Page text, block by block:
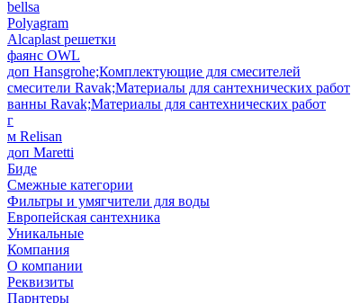
bellsa
Polyagram
Alcaplast решетки
фаянс OWL
доп Hansgrohe;Комплектующие для смесителей
смесители Ravak;Материалы для сантехнических работ
ванны Ravak;Материалы для сантехнических работ
г
м Relisan
доп Maretti
Биде
Смежные категории
Фильтры и умягчители для воды
Европейская сантехника
Уникальные
Компания
О компании
Реквизиты
Парнтеры